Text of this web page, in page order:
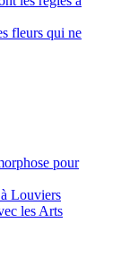
fleurs qui ne
pour
Louviers
les Arts